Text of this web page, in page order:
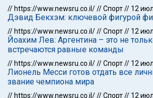
// https://www.newsru.co.il///Спорт// 12
Дэвид Бекхэм: ключевой фигурой
// https://www.newsru.co.il///Спорт// 12
Йоахим Лев: Аргентина – это не
встречаются равные команды
// https://www.newsru.co.il///Спорт// 12
Лионель Месси готов отдать все
звание чемпиона мира
// https://www.newsru.co.il///Спорт// 12